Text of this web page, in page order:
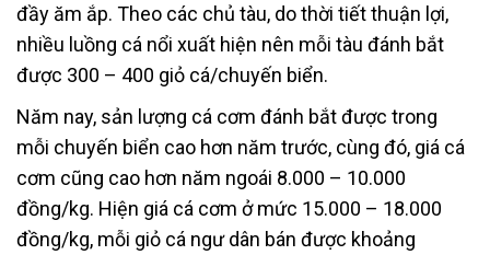
đầy ăm ắp. Theo các chủ tàu, do thời tiết thuận lợi,
nhiều luồng cá nổi xuất hiện nên mỗi tàu đánh bắt
được 300 – 400 giỏ cá/chuyến biển.
Năm nay, sản lượng cá cơm đánh bắt được trong
mỗi chuyến biển cao hơn năm trước, cùng đó, giá cá
cơm cũng cao hơn năm ngoái 8.000 – 10.000
đồng/kg. Hiện giá cá cơm ở mức 15.000 – 18.000
đồng/kg, mỗi giỏ cá ngư dân bán được khoảng